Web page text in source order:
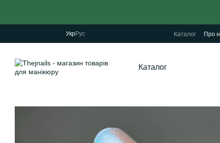
УкрРус Каталог Про
Каталог